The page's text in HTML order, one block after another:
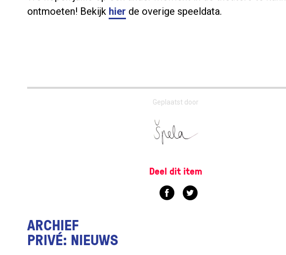
ontmoeten! Bekijk hier de overige speeldata.
Geplaatst door
Deel dit item
ARCHIEF
PRIVÉ: NIEUWS